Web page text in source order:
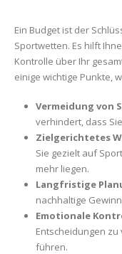
Ein Budget ist der
Sportwetten. Es hilft
Kontrolle über Ihr
einige wichtige Punkte,
Vermeidung von
verhindert, dass
Zielgerichtetes
Sie gezielt auf
mehr liegen.
Langfristige
nachhaltige
Emotionale
Entscheidungen
führen.